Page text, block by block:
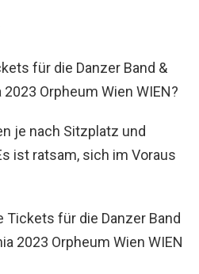
für die Danzer Band &
Orpheum Wien WIEN?
je nach Sitzplatz und
ist ratsam, sich im Voraus
Tickets für die Danzer Band
2023 Orpheum Wien WIEN